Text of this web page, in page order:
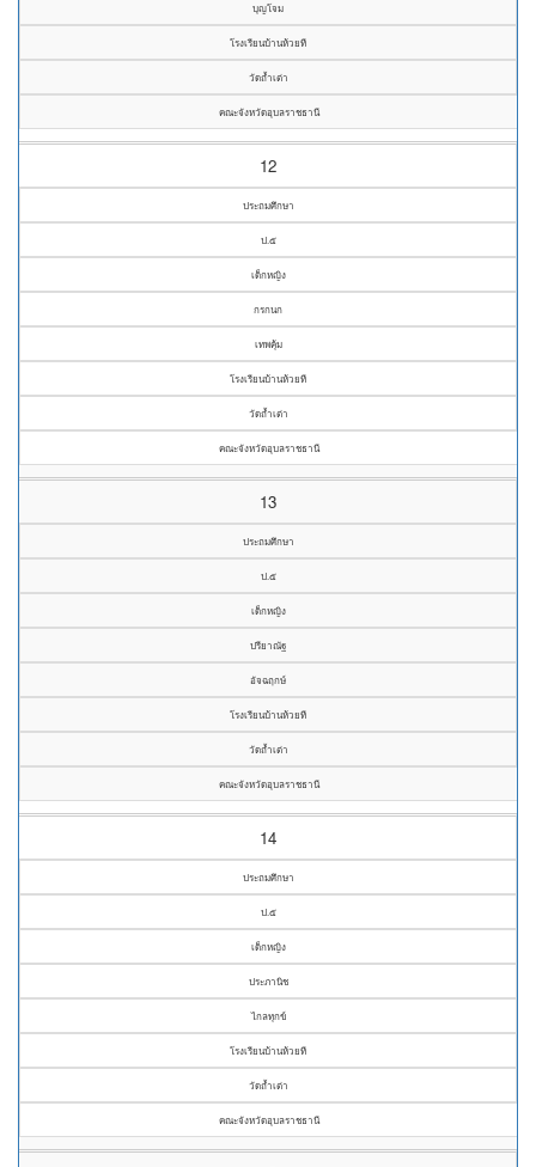
บุญโจม
โรงเรียนบ้านห้วยที
วัดถ้ำเต่า
คณะจังหวัดอุบลราชธานี
12
ประถมศึกษา
ป.๕
เด็กหญิง
กรกนก
เทพคุ้ม
โรงเรียนบ้านห้วยที
วัดถ้ำเต่า
คณะจังหวัดอุบลราชธานี
13
ประถมศึกษา
ป.๕
เด็กหญิง
ปรียาณัฐ
อัจฉฤกษ์
โรงเรียนบ้านห้วยที
วัดถ้ำเต่า
คณะจังหวัดอุบลราชธานี
14
ประถมศึกษา
ป.๕
เด็กหญิง
ประภานิช
ไกลทุกข์
โรงเรียนบ้านห้วยที
วัดถ้ำเต่า
คณะจังหวัดอุบลราชธานี